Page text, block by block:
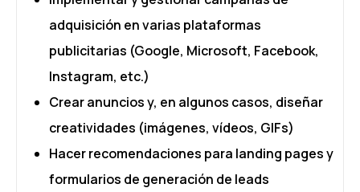
adquisición en varias plataformas
publicitarias (Google, Microsoft, Facebook,
Instagram, etc.)
Crear anuncios y, en algunos casos, diseñar
creatividades (imágenes, vídeos, GIFs)
Hacer recomendaciones para landing pages y
formularios de generación de leads